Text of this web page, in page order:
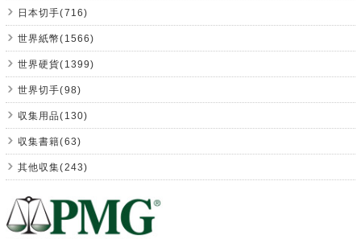
日本切手(716)
世界紙幣(1566)
世界硬貨(1399)
世界切手(98)
収集用品(130)
収集書籍(63)
其他収集(243)